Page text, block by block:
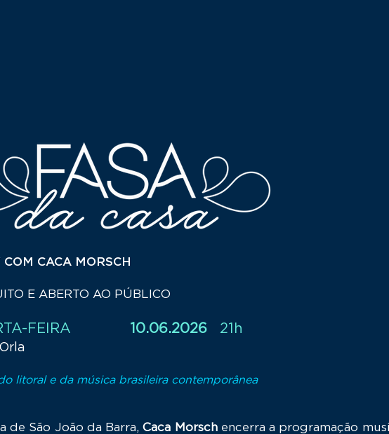
COM CACA MORSCH
E ABERTO AO PÚBLICO
FEIRA 10.06.2026 21h
litoral e da música brasileira contemporânea
de São João da Barra,Caca Morschencerra a programação